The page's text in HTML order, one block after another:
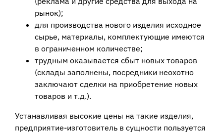
рынок);
для производства нового изделия исходное
сырье, материалы, комплектующие имеются
в ограниченном количестве;
трудным оказывается сбыт новых товаров
(склады заполнены, посредники неохотно
заключают сделки на приобретение новых
товаров и т.д.).
Устанавливая высокие цены на такие изделия,
предприятие-изготовитель в сущности пользуется